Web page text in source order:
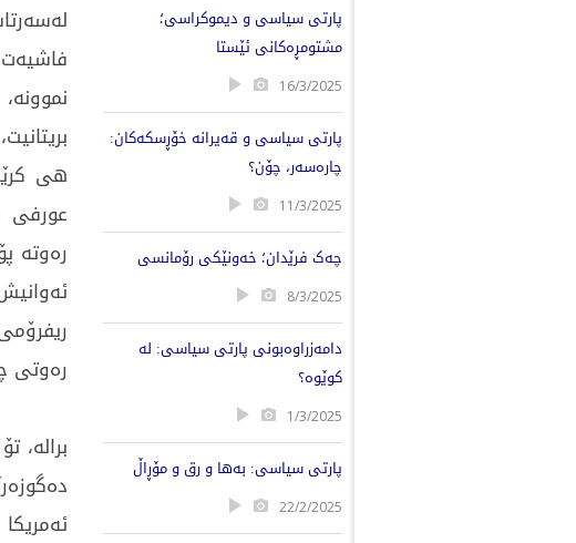
پارتی سیاسی و دیموکراسی؛
مشتومڕەکانی ئێستا
16/3/2025
پارتی سیاسی و قەیرانە خۆڕسکەکان:
چارەسەر، چۆن؟
11/3/2025
چەک فرێدان؛ خەونێکی رۆمانسی
8/3/2025
دامەزراوەبونی پارتی سیاسی: لە
کوێوە؟
1/3/2025
پارتی سیاسی: بەها و رق و مۆڕاڵ
22/2/2025
هی
عورفی
رەوتە
رەوتی
برالە،